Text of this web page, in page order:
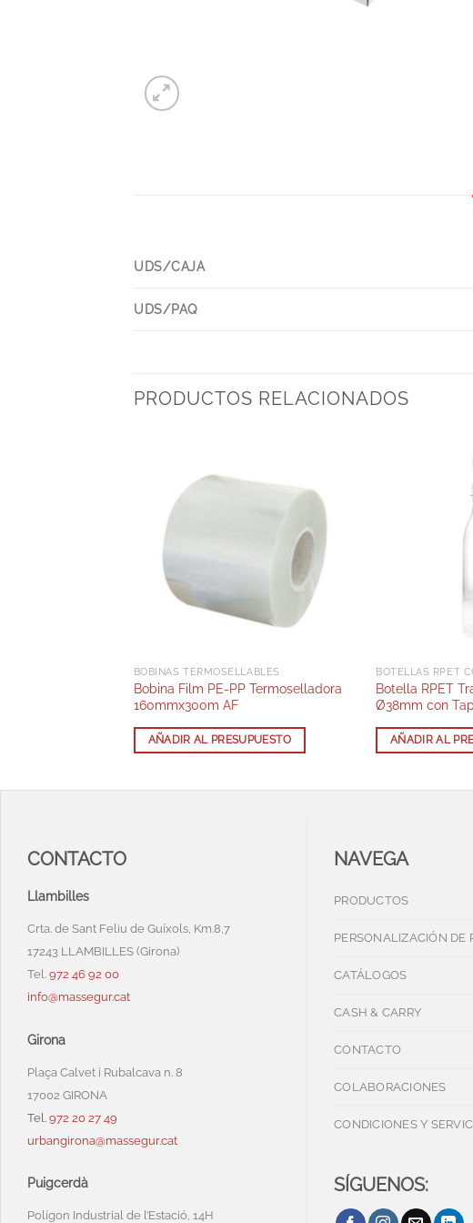
UDS/CAJA
UDS/PAQ
PRODUCTOS RELACIONADOS
BOBINAS TERMOSELLABLES
Bobina Film PE-PP Termoselladora
160mmx300m AF
AÑADIR AL PRESUPUESTO
BOTELLAS RPET
Botella RPET
Ø38mm con
AÑADIR AL
CONTACTO
Llambilles
Crta. de Sant Feliu de Guíxols, Km.8,7
17243 LLAMBILLES (Girona)
Tel. 972 46 92 00
info@massegur.cat
Girona
Plaça Calvet i Rubalcava n. 8
17002 GIRONA
Tel. 972 20 27 49
urbangirona@massegur.cat
Puigcerdà
Polígon Industrial de l’Estació, 14H
NAVEGA
PRODUCTOS
PERSONALIZACIÓN DE
CATÁLOGOS
CASH & CARRY
CONTACTO
COLABORACIONES
CONDICIONES Y
SÍGUENOS: